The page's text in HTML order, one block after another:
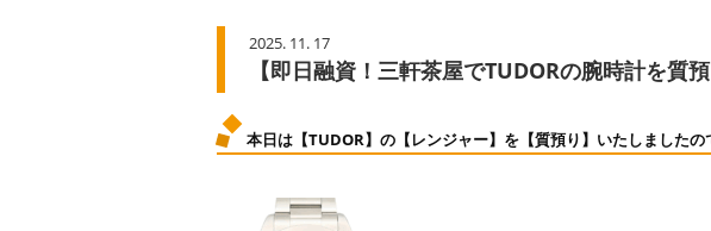
2025. 11. 17
【即日融資！三軒茶屋でTUDORの腕時計を質
本日は【TUDOR】の【レンジャー】を【質預り】いたしましたの